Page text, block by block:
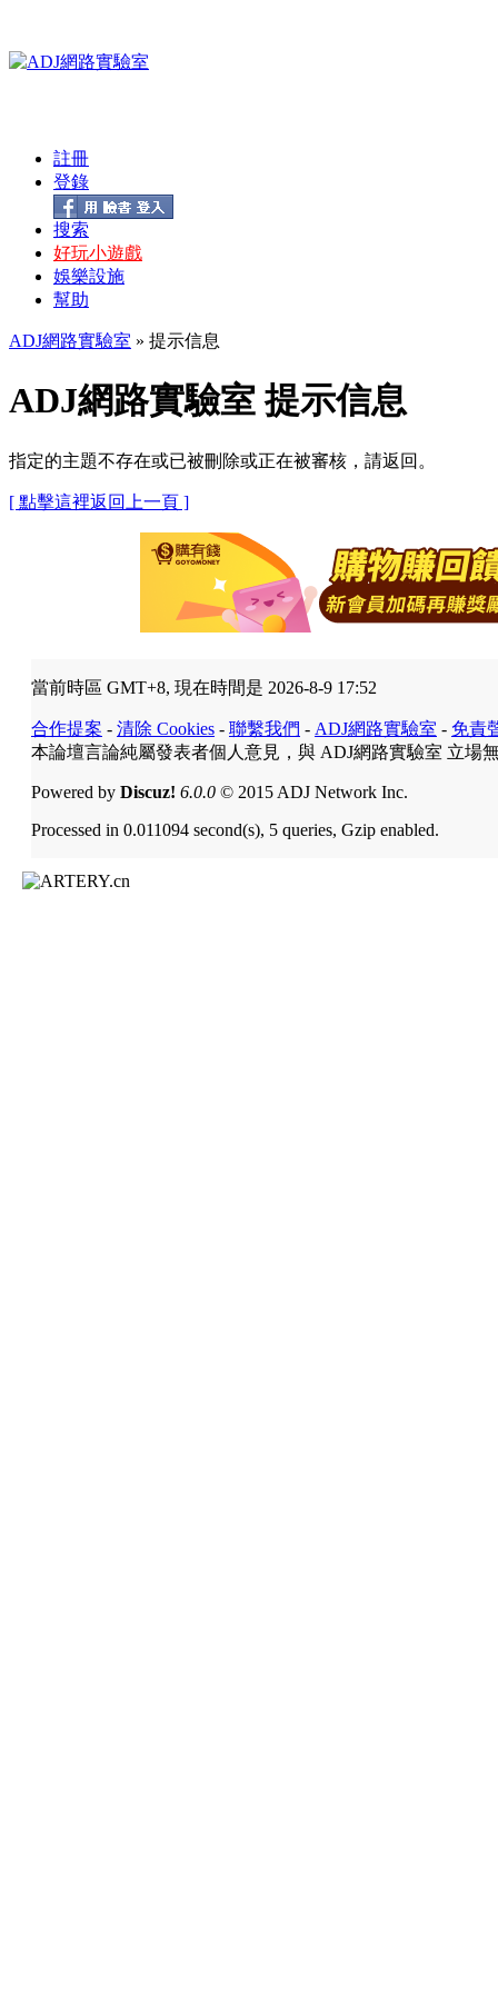
註冊
登錄
搜索
好玩小遊戲
娛樂設施
幫助
ADJ網路實驗室 » 提示信息
ADJ網路實驗室 提示信息
指定的主題不存在或已被刪除或正在被審核，請返回。
[ 點擊這裡返回上一頁 ]
當前時區 GMT+8, 現在時間是 2026-8-9 17:52
合作提案 - 清除 Cookies - 聯繫我們 - ADJ網路實驗室 - 免責
本論壇言論純屬發表者個人意見，與 ADJ網路實驗室 立場
Powered by Discuz! 6.0.0 © 2015 ADJ Network Inc.
Processed in 0.011094 second(s), 5 queries, Gzip enabled.